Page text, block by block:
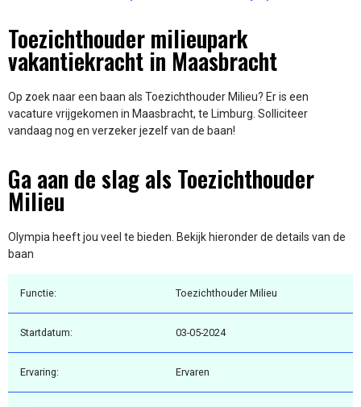
Toezichthouder milieupark
vakantiekracht in Maasbracht
Op zoek naar een baan als Toezichthouder Milieu? Er is een
vacature vrijgekomen in Maasbracht, te Limburg. Solliciteer
vandaag nog en verzeker jezelf van de baan!
Ga aan de slag als Toezichthouder
Milieu
Olympia heeft jou veel te bieden. Bekijk hieronder de details van de
baan
Functie: Toezichthouder Milieu
Startdatum: 03-05-2024
Ervaring: Ervaren